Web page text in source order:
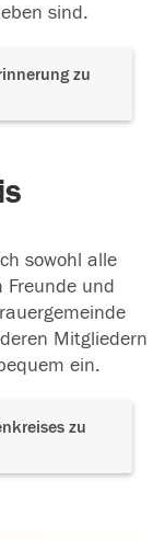
sind.
zu
sowohl alle
Freunde und
Mitgliedern
ein.
zu